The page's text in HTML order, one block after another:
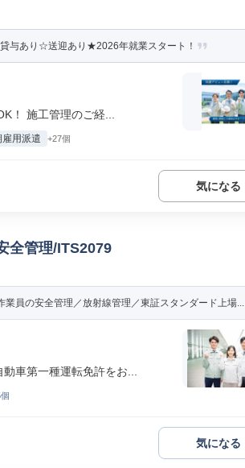
与あり☆送迎あり★2026年就業スタート！
！ 施工管理のご経...
雇用派遣 +27個
気になる
全管理/ITS2079
業員の安全管理／放射線管理／東証スタンダード上場...
車第一種運転免許をお...
気になる